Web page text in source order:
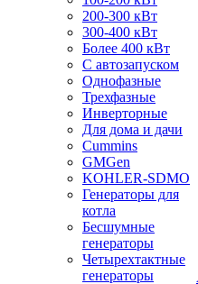
200-300 кВт
300-400 кВт
Более 400 кВт
С автозапуском
Однофазные
Трехфазные
Инверторные
Для дома и дачи
Cummins
GMGen
KOHLER-SDMO
Генераторы для
котла
Бесшумные
генераторы
Четырехтактные
генераторы